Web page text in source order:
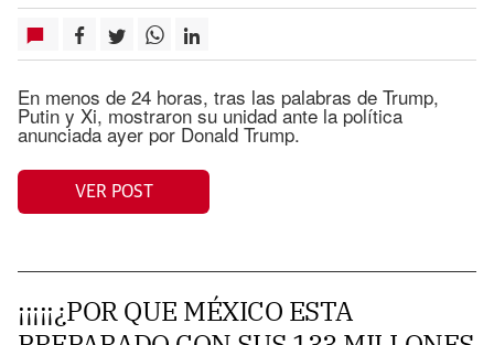
En menos de 24 horas, tras las palabras de Trump,
Putin y Xi, mostraron su unidad ante la política
anunciada ayer por Donald Trump.
VER POST
¡¡¡¡¡¿POR QUE MÉXICO ESTA